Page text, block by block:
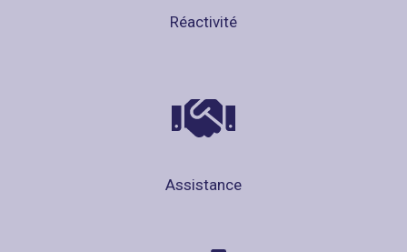
Réactivité
Assistance